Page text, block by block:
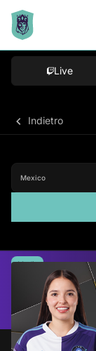
Live
Indietro
Media